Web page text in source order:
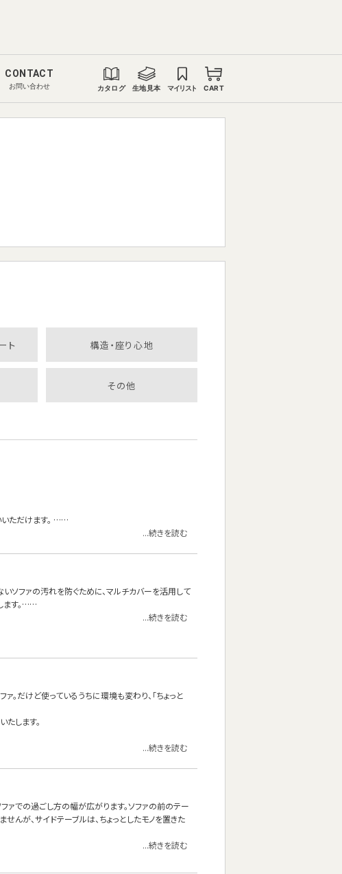
CONTACT
お問い合わせ カタログ 生地見本 マイリスト CART
ト 構造・座り心地
その他
ただけます。 ……
...続きを読む
ソファの汚れを防ぐために、マルチカバーを活用して
ます。……
...続きを読む
。だけど使っているうちに環境も変わり、「ちょっと
たします。
...続きを読む
ァでの過ごし方の幅が広がります。ソファの前のテー
んが、サイドテーブルは、ちょっとしたモノを置きた
...続きを読む